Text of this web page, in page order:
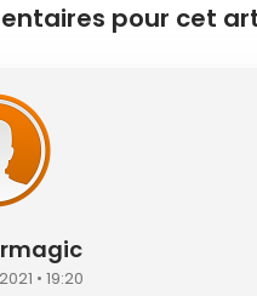
pour cet
• 19:20